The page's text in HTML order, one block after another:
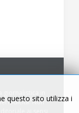
Non
ai sensi
questo sito utilizza i